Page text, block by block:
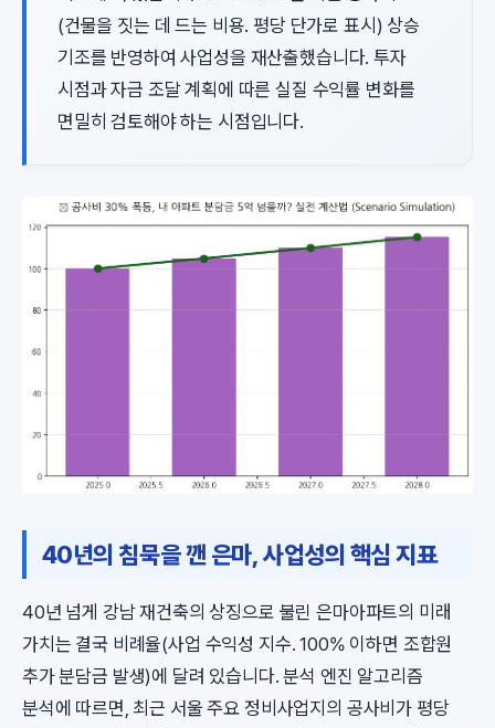
(건물을 짓는 데 드는 비용. 평당 단가로 표시) 상승
기조를 반영하여 사업성을 재산출했습니다. 투자
시점과 자금 조달 계획에 따른 실질 수익률 변화를
면밀히 검토해야 하는 시점입니다.
40년의 침묵을 깬 은마, 사업성의 핵심 지표
40년 넘게 강남 재건축의 상징으로 불린 은마아파트의 미래
가치는 결국 비례율(사업 수익성 지수. 100% 이하면 조합원
추가 분담금 발생)에 달려 있습니다. 분석 엔진 알고리즘
분석에 따르면, 최근 서울 주요 정비사업지의 공사비가 평당